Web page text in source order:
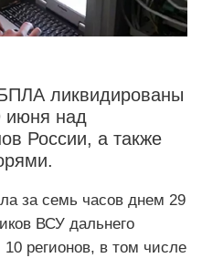
ликвидированы
июня над
России, а также
за семь часов днем 29
ВСУ дальнего
регионов, в том числе